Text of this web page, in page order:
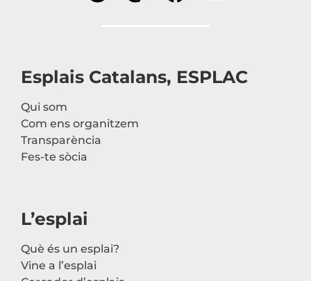
Esplais Catalans, ESPLAC
Qui som
Com ens organitzem
Transparència
Fes-te sòcia
L’esplai
Què és un esplai?
Vine a l’esplai